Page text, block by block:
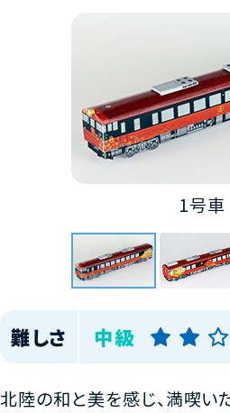
1号車
難しさ 中級
北陸の和と美を感じ、満喫